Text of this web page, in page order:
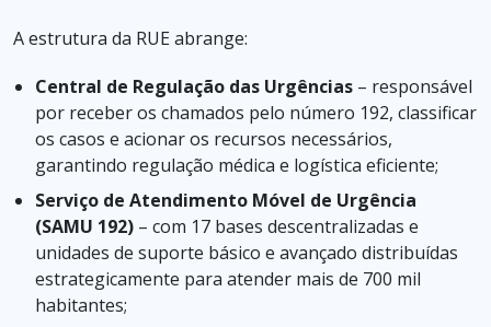
A estrutura da RUE abrange:
Central de Regulação das Urgências – responsável
por receber os chamados pelo número 192, classificar
os casos e acionar os recursos necessários,
garantindo regulação médica e logística eficiente;
Serviço de Atendimento Móvel de Urgência
(SAMU 192) – com 17 bases descentralizadas e
unidades de suporte básico e avançado distribuídas
estrategicamente para atender mais de 700 mil
habitantes;